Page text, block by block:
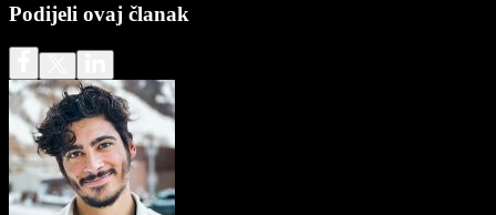
Podijeli ovaj članak